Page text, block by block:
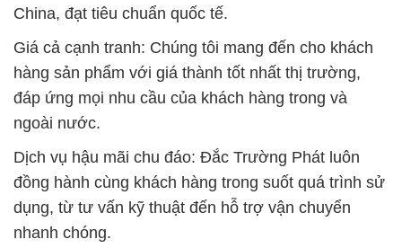
China, đạt tiêu chuẩn quốc tế.
Giá cả cạnh tranh: Chúng tôi mang đến cho khách
hàng sản phẩm với giá thành tốt nhất thị trường,
đáp ứng mọi nhu cầu của khách hàng trong và
ngoài nước.
Dịch vụ hậu mãi chu đáo: Đắc Trường Phát luôn
đồng hành cùng khách hàng trong suốt quá trình sử
dụng, từ tư vấn kỹ thuật đến hỗ trợ vận chuyển
nhanh chóng.